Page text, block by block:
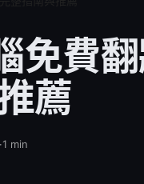
免費
薦
·1 min